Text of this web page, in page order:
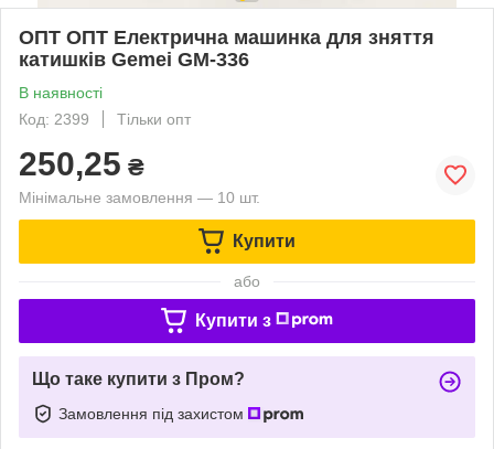
ОПТ ОПТ Електрична машинка для зняття
катишків Gemei GM-336
В наявності
Код: 2399
Тільки опт
250,25 ₴
Мінімальне замовлення — 10 шт.
Купити
або
Купити з
Що таке купити з Пром?
Замовлення під захистом